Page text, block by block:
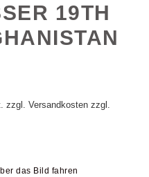
19TH
zzgl. Versandkosten zzgl.
das Bild fahren